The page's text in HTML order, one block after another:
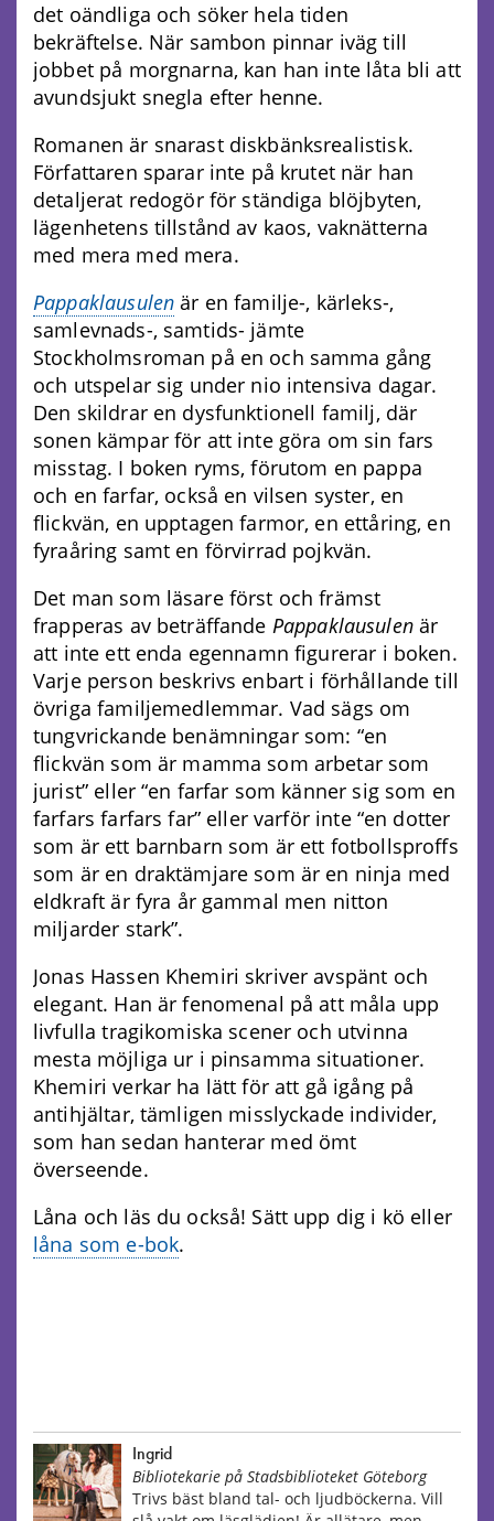
det oändliga och söker hela tiden
bekräftelse. När sambon pinnar iväg till
jobbet på morgnarna, kan han inte låta bli att
avundsjukt snegla efter henne.
Romanen är snarast diskbänksrealistisk.
Författaren sparar inte på krutet när han
detaljerat redogör för ständiga blöjbyten,
lägenhetens tillstånd av kaos, vaknätterna
med mera med mera.
Pappaklausulen är en familje-, kärleks-,
samlevnads-, samtids- jämte
Stockholmsroman på en och samma gång
och utspelar sig under nio intensiva dagar.
Den skildrar en dysfunktionell familj, där
sonen kämpar för att inte göra om sin fars
misstag. I boken ryms, förutom en pappa
och en farfar, också en vilsen syster, en
flickvän, en upptagen farmor, en ettåring, en
fyraåring samt en förvirrad pojkvän.
Det man som läsare först och främst
frapperas av beträffande Pappaklausulen är
att inte ett enda egennamn figurerar i boken.
Varje person beskrivs enbart i förhållande till
övriga familjemedlemmar. Vad sägs om
tungvrickande benämningar som: “en
flickvän som är mamma som arbetar som
jurist” eller “en farfar som känner sig som en
farfars farfars far” eller varför inte “en dotter
som är ett barnbarn som är ett fotbollsproffs
som är en draktämjare som är en ninja med
eldkraft är fyra år gammal men nitton
miljarder stark”.
Jonas Hassen Khemiri skriver avspänt och
elegant. Han är fenomenal på att måla upp
livfulla tragikomiska scener och utvinna
mesta möjliga ur i pinsamma situationer.
Khemiri verkar ha lätt för att gå igång på
antihjältar, tämligen misslyckade individer,
som han sedan hanterar med ömt
överseende.
Låna och läs du också! Sätt upp dig i kö eller
låna som e-bok.
Ingrid
Bibliotekarie på Stadsbiblioteket Göteborg
Trivs bäst bland tal- och ljudböckerna. Vill